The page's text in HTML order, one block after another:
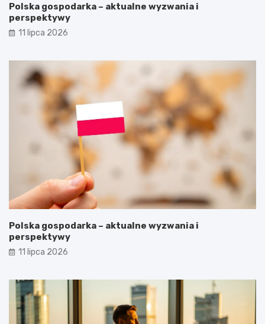
Polska gospodarka – aktualne wyzwania i
perspektywy
11 lipca 2026
Polska gospodarka – aktualne wyzwania i
perspektywy
11 lipca 2026